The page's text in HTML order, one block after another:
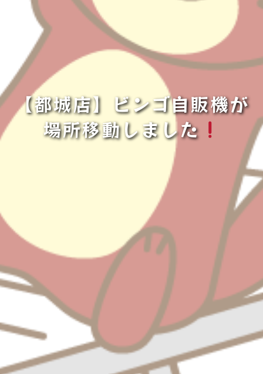
【都城店】ビンゴ自販機が
場所移動しました